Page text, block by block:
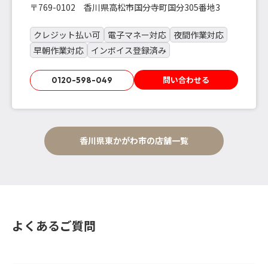
〒769-0102 香川県高松市国分寺町国分305番地3
クレジット払い可 電子マネー対応
夜間作業対応
早朝作業対応
インボイス登録済み
0120-598-049 問い合わせる
香川県東かがわ市の店舗一覧
よくあるご質問